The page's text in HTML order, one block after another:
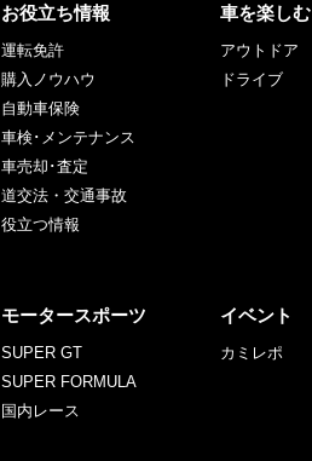
お役立ち情報
運転免許
購入ノウハウ
自動車保険
車検･メンテナンス
車売却･査定
道交法・交通事故
役立つ情報
車を楽しむ
アウトドア
ドライブ
モータースポーツ
SUPER GT
SUPER FORMULA
国内レース
イベント
カミレポ